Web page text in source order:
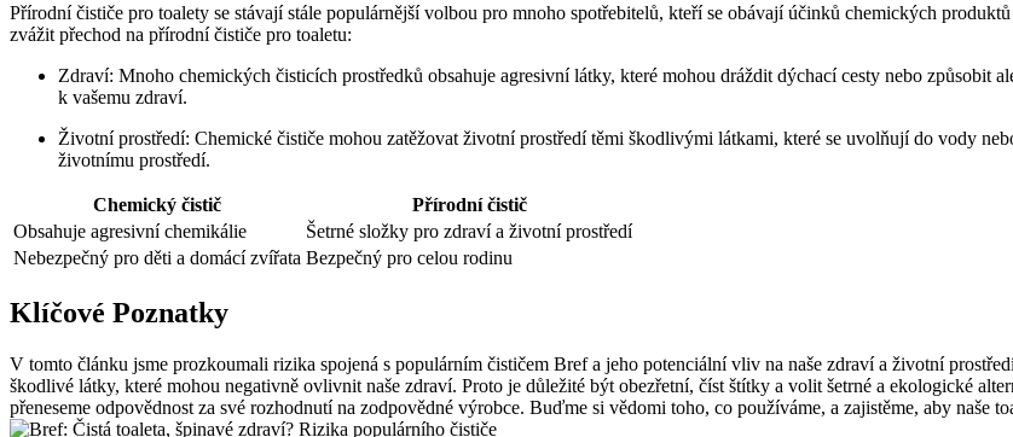
Přírodní čističe pro toalety se stávají stále populárnější volbou pro mnoho spotřebitelů, kteří se obávají účinků chemických
zvážit přechod na přírodní čističe pro toaletu:
Zdraví: Mnoho chemických čisticích prostředků obsahuje agresivní látky, které mohou dráždit dýchací cesty nebo způsobit
k vašemu zdraví.
Životní prostředí: Chemické čističe mohou zatěžovat životní prostředí těmi škodlivými látkami, které se uvolňují do vody
životnímu prostředí.
Chemický čistič
Přírodní čistič
Obsahuje agresivní chemikálie
Šetrné složky pro zdraví a životní prostředí
Nebezpečný pro děti a domácí zvířata Bezpečný pro celou rodinu
Klíčové Poznatky
V tomto článku jsme prozkoumali rizika spojená s populárním čističem Bref a jeho potenciální vliv na naše zdraví a životní
škodlivé látky, které mohou negativně ovlivnit naše zdraví. Proto je důležité být obezřetní, číst štítky a volit šetrné a ekologické
přeneseme odpovědnost za své rozhodnutí na zodpovědné výrobce. Buďme si vědomi toho, co používáme, a zajistěme, aby naše